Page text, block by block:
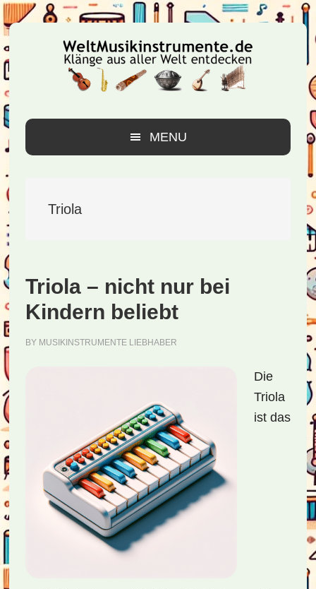
Zur
Hauptnavigation
springen
Zum
Inhalt
springen
Zur
Seitenspalte
springen
MENU
Triola
Triola – nicht nur bei
Kindern beliebt
BY MUSIKINSTRUMENTE LIEBHABER
Die
Triola
ist das